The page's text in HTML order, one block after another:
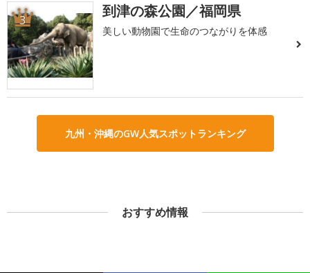
3 到津の森公園／福岡県
美しい動物園で生命のつながりを体感
九州・沖縄のGW人気スポットランキング
おすすめ情報